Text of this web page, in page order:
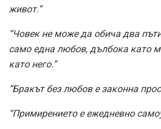
живот.”
“Човек не може да обича два
само една любов, дълбока като
като него.”
“Бракът без любов е законна
“Примирението е ежедневно